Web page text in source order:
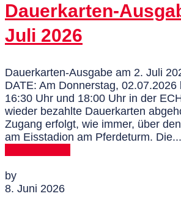
Dauerkarten-
Juli 2026
Dauerkarten-Ausgabe am 2. Juli
DATE: Am Donnerstag, 02.07.2026
16:30 Uhr und 18:00 Uhr in der
wieder bezahlte Dauerkarten
Zugang erfolgt, wie immer, über
am Eisstadion am Pferdeturm. Die...
by
8. Juni 2026